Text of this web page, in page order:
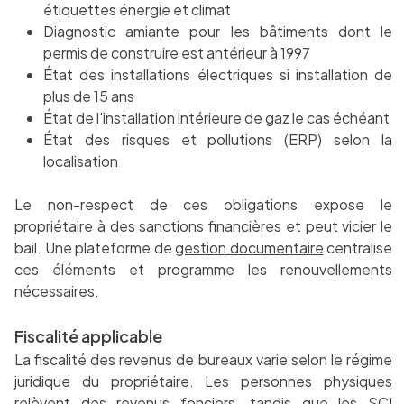
étiquettes énergie et climat
Diagnostic amiante pour les bâtiments dont le
permis de construire est antérieur à 1997
État des installations électriques si installation de
plus de 15 ans
État de l'installation intérieure de gaz le cas échéant
État des risques et pollutions (ERP) selon la
localisation
Le non-respect de ces obligations expose le
propriétaire à des sanctions financières et peut vicier le
bail. Une plateforme degestion documentairecentralise
ces éléments et programme les renouvellements
nécessaires.
Fiscalité applicable
La fiscalité des revenus de bureaux varie selon le régime
juridique du propriétaire. Les personnes physiques